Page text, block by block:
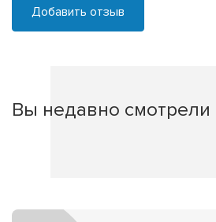
Добавить отзыв
Вы недавно смотрели